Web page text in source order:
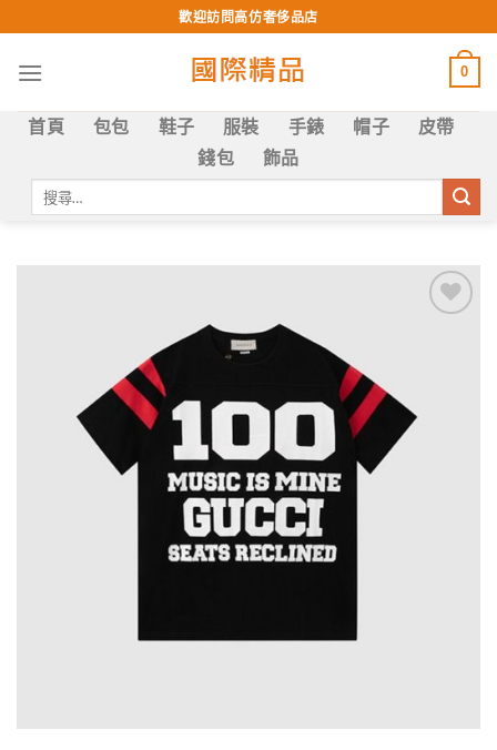
to
content
歡迎訪問高仿奢侈品店
0
首頁 包包 鞋子 服裝 手錶 帽子
皮帶
錢包
飾品